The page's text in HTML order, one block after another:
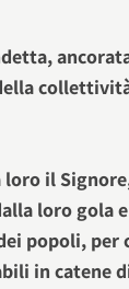
il
loro gola
popoli, per
in catene